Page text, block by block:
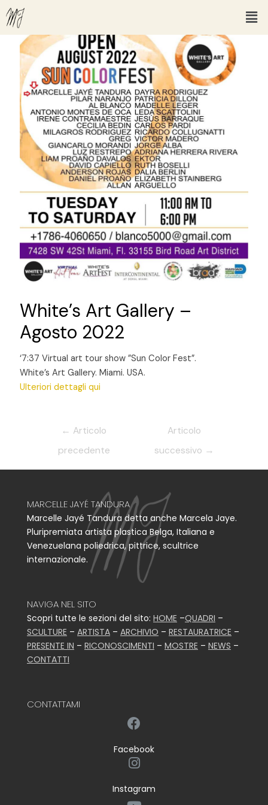
White’s Art Gallery –
Agosto 2022
‘7:37 Virtual art tour show ”Sun Color Fest”.
White’s Art Gallery. Miami. USA.
Ulteriori dettagli qui
← Articolo
precedente
Articolo
successivo →
MARCELLE JAYÉ TANDURA
Marcelle Jayé Tandura detta anche Marcela Jaye.
Pluripremiata artista plastica Belga, Italiana e
Venezuelana poliedrica, pittrice, scultrice
internazionale.
NAVIGA NEL SITO
Scopri tutte le sezioni del sito: HOME –QUADRI –
SCULTURE – ARTISTA – ARCHIVIO – RESTAURATRICE –
PRESENTE IN – RICONOSCIMENTI – MOSTRE – NEWS –
CONTATTI
CONTATTAMI
Facebook
Instagram